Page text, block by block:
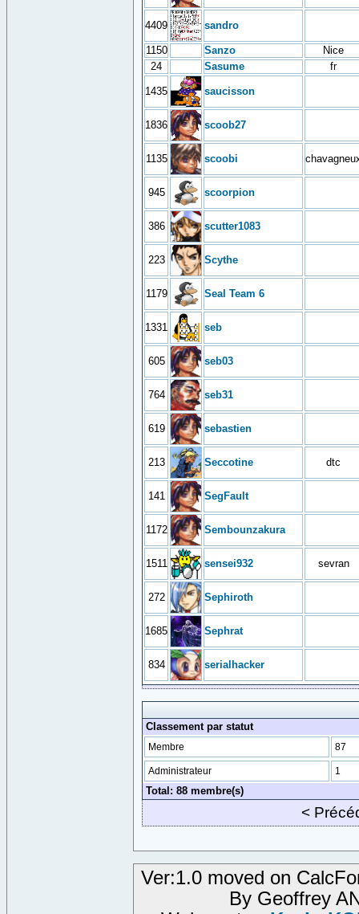
4409 sandro
1150 Sanzo
Nice
24
Sasume fr
1435 saucisson
1836 scoob27
1135 scoobi
945 scoorpion
386 scutter1083
223 Scythe
1179 Seal Team 6
1331 seb
605 seb03
764 seb31
619 sebastien
213 Seccotine dtc
141 SegFault
1172 Sembounzakura
1511 sensei932 sevran
272 Sephiroth
1685 Sephrat
834 serialhacker
Classement par statut
Membre 87
Administrateur 1
Total: 88 membre(s)
<
Ver:1.0 moved on
By Geoffrey